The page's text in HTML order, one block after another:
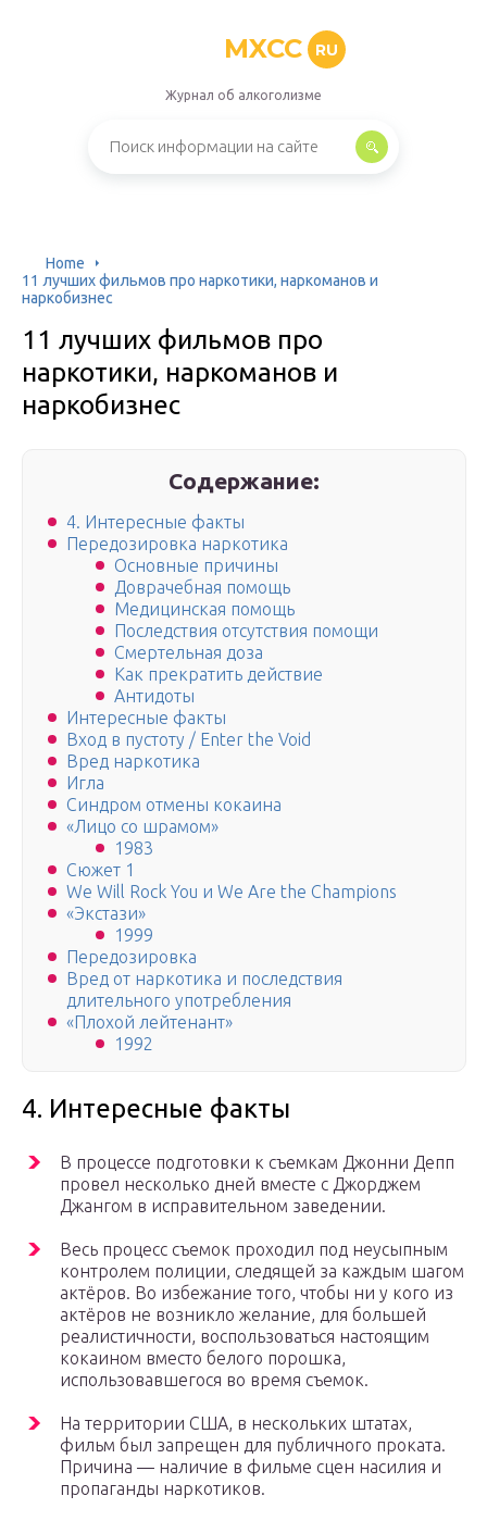
MXCC RU
Журнал об алкоголизме
Home
11 лучших фильмов про наркотики, наркоманов и
наркобизнес
11 лучших фильмов про
наркотики, наркоманов и
наркобизнес
Содержание:
4. Интересные факты
Передозировка наркотика
Основные причины
Доврачебная помощь
Медицинская помощь
Последствия отсутствия помощи
Смертельная доза
Как прекратить действие
Антидоты
Интересные факты
Вход в пустоту / Enter the Void
Вред наркотика
Игла
Синдром отмены кокаина
«Лицо со шрамом»
1983
Сюжет 1
We Will Rock You и We Are the Champions
«Экстази»
1999
Передозировка
Вред от наркотика и последствия
длительного употребления
«Плохой лейтенант»
1992
4. Интересные факты
В процессе подготовки к съемкам Джонни Депп
провел несколько дней вместе с Джорджем
Джангом в исправительном заведении.
Весь процесс съемок проходил под неусыпным
контролем полиции, следящей за каждым шагом
актёров. Во избежание того, чтобы ни у кого из
актёров не возникло желание, для большей
реалистичности, воспользоваться настоящим
кокаином вместо белого порошка,
использовавшегося во время съемок.
На территории США, в нескольких штатах,
фильм был запрещен для публичного проката.
Причина — наличие в фильме сцен насилия и
пропаганды наркотиков.